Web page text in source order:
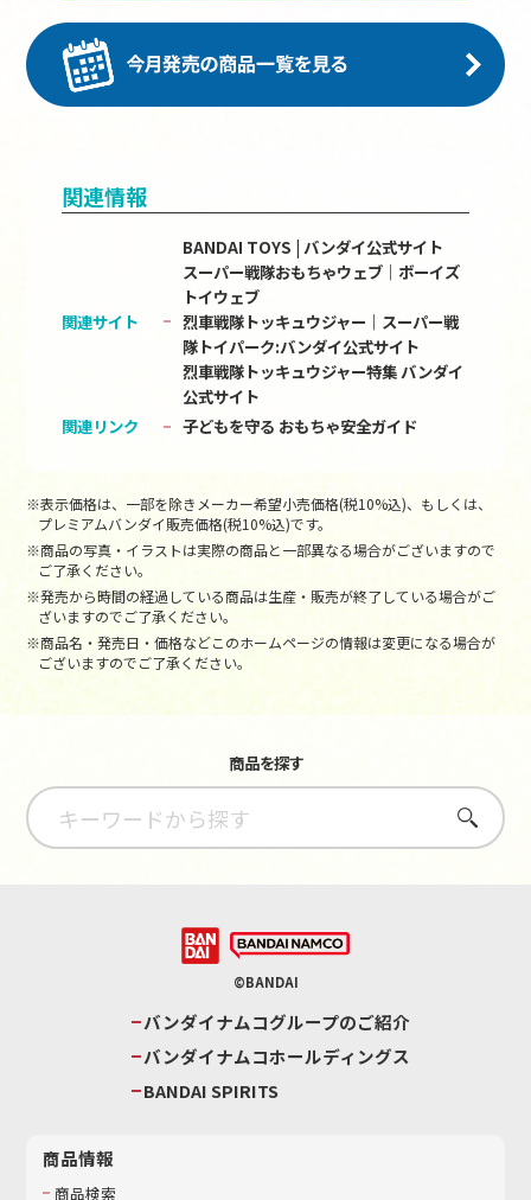
関連情報
関連サイト
BANDAI TOYS | バンダイ公式サイト
スーパー戦隊おもちゃウェブ｜ボーイズ
トイウェブ
烈車戦隊トッキュウジャー｜スーパー戦
隊トイパーク:バンダイ公式サイト
烈車戦隊トッキュウジャー特集 バンダイ
公式サイト
関連リンク
子どもを守る おもちゃ安全ガイド
※表示価格は、一部を除きメーカー希望小売価格(税10%込)、もしくは、
プレミアムバンダイ販売価格(税10%込)です。
※商品の写真・イラストは実際の商品と一部異なる場合がございますので
ご了承ください。
※発売から時間の経過している商品は生産・販売が終了している場合がご
ざいますのでご了承ください。
※商品名・発売日・価格などこのホームページの情報は変更になる場合が
ございますのでご了承ください。
商品を探す
さがす
©BANDAI
バンダイナムコグループのご紹介
バンダイナムコホールディングス
BANDAI SPIRITS
商品情報
商品検索